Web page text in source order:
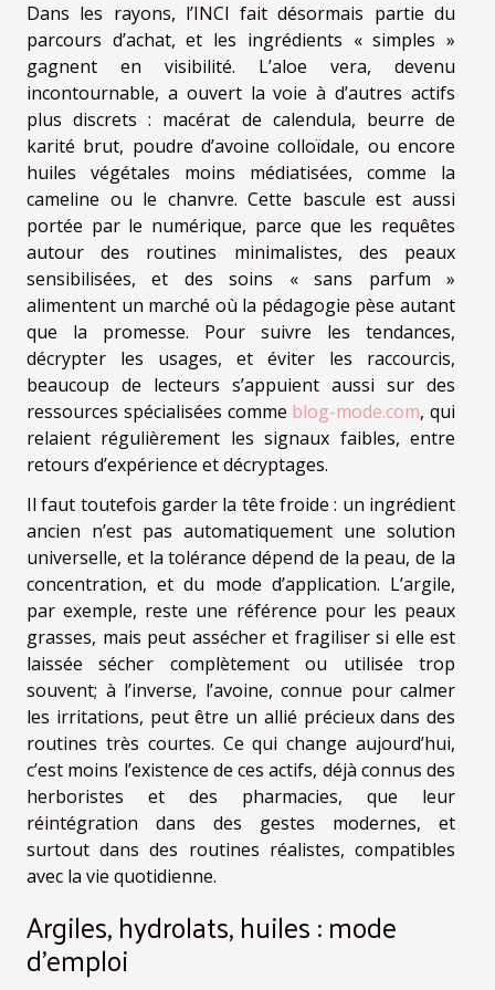
Dans les rayons, l’INCI fait désormais partie du
parcours d’achat, et les ingrédients « simples »
gagnent en visibilité. L’aloe vera, devenu
incontournable, a ouvert la voie à d’autres actifs
plus discrets : macérat de calendula, beurre de
karité brut, poudre d’avoine colloïdale, ou encore
huiles végétales moins médiatisées, comme la
cameline ou le chanvre. Cette bascule est aussi
portée par le numérique, parce que les requêtes
autour des routines minimalistes, des peaux
sensibilisées, et des soins « sans parfum »
alimentent un marché où la pédagogie pèse autant
que la promesse. Pour suivre les tendances,
décrypter les usages, et éviter les raccourcis,
beaucoup de lecteurs s’appuient aussi sur des
ressources spécialisées comme blog-mode.com, qui
relaient régulièrement les signaux faibles, entre
retours d’expérience et décryptages.
Il faut toutefois garder la tête froide : un ingrédient
ancien n’est pas automatiquement une solution
universelle, et la tolérance dépend de la peau, de la
concentration, et du mode d’application. L’argile,
par exemple, reste une référence pour les peaux
grasses, mais peut assécher et fragiliser si elle est
laissée sécher complètement ou utilisée trop
souvent; à l’inverse, l’avoine, connue pour calmer
les irritations, peut être un allié précieux dans des
routines très courtes. Ce qui change aujourd’hui,
c’est moins l’existence de ces actifs, déjà connus des
herboristes et des pharmacies, que leur
réintégration dans des gestes modernes, et
surtout dans des routines réalistes, compatibles
avec la vie quotidienne.
Argiles, hydrolats, huiles : mode
d’emploi